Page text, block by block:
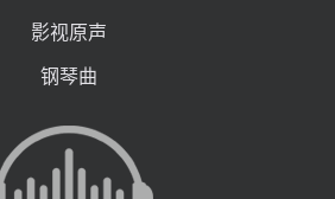
影视原声
钢琴曲